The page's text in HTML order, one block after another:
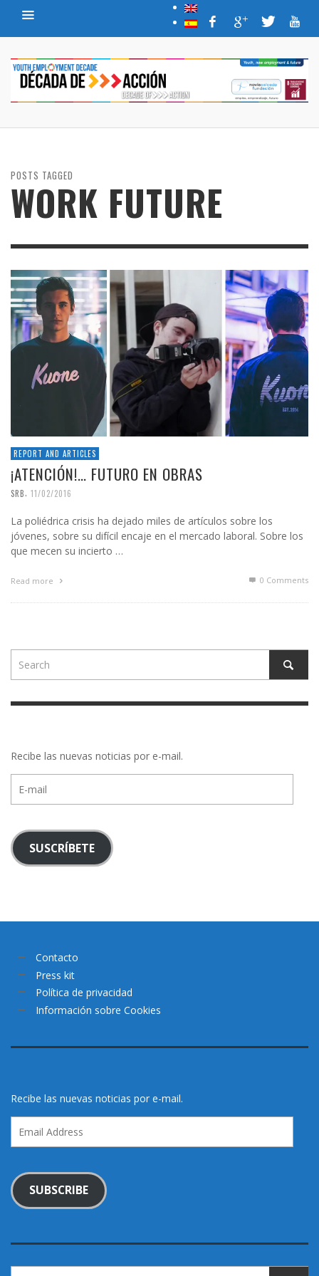
POSTS TAGGED
WORK FUTURE
REPORT AND ARTICLES
¡ATENCIÓN!… FUTURO EN OBRAS
SRB, 11/02/2016
La poliédrica crisis ha dejado miles de artículos sobre los
jóvenes, sobre su difícil encaje en el mercado laboral. Sobre los
que mecen su incierto …
Read more 0 Comments
Recibe las nuevas noticias por e-mail.
mail
SUSCRÍBETE
Contacto
Press kit
Política de privacidad
Información sobre Cookies
Recibe las nuevas noticias por e-mail.
Address
SUBSCRIBE